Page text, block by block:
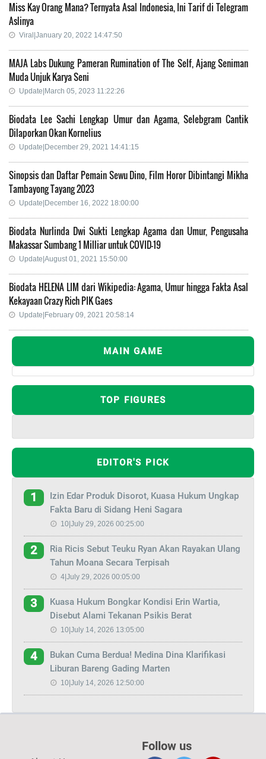
Miss Kay Orang Mana? Ternyata Asal Indonesia, Ini Tarif di Telegram
Aslinya
Viral|January 20, 2022 14:47:50
MAJA Labs Dukung Pameran Rumination of The Self, Ajang Seniman
Muda Unjuk Karya Seni
Update|March 05, 2023 11:22:26
Biodata Lee Sachi Lengkap Umur dan Agama, Selebgram Cantik
Dilaporkan Okan Kornelius
Update|December 29, 2021 14:41:15
Sinopsis dan Daftar Pemain Sewu Dino, Film Horor Dibintangi Mikha
Tambayong Tayang 2023
Update|December 16, 2022 18:00:00
Biodata Nurlinda Dwi Sukti Lengkap Agama dan Umur, Pengusaha
Makassar Sumbang 1 Milliar untuk COVID-19
Update|August 01, 2021 15:50:00
Biodata HELENA LIM dari Wikipedia: Agama, Umur hingga Fakta Asal
Kekayaan Crazy Rich PIK Gaes
Update|February 09, 2021 20:58:14
MAIN GAME
TOP FIGURES
EDITOR'S PICK
1
Izin Edar Produk Disorot, Kuasa Hukum Ungkap
Fakta Baru di Sidang Heni Sagara
10|July 29, 2026 00:25:00
2
Ria Ricis Sebut Teuku Ryan Akan Rayakan Ulang
Tahun Moana Secara Terpisah
4|July 29, 2026 00:05:00
3
Kuasa Hukum Bongkar Kondisi Erin Wartia,
Disebut Alami Tekanan Psikis Berat
10|July 14, 2026 13:05:00
4
Bukan Cuma Berdua! Medina Dina Klarifikasi
Liburan Bareng Gading Marten
10|July 14, 2026 12:50:00
Follow us